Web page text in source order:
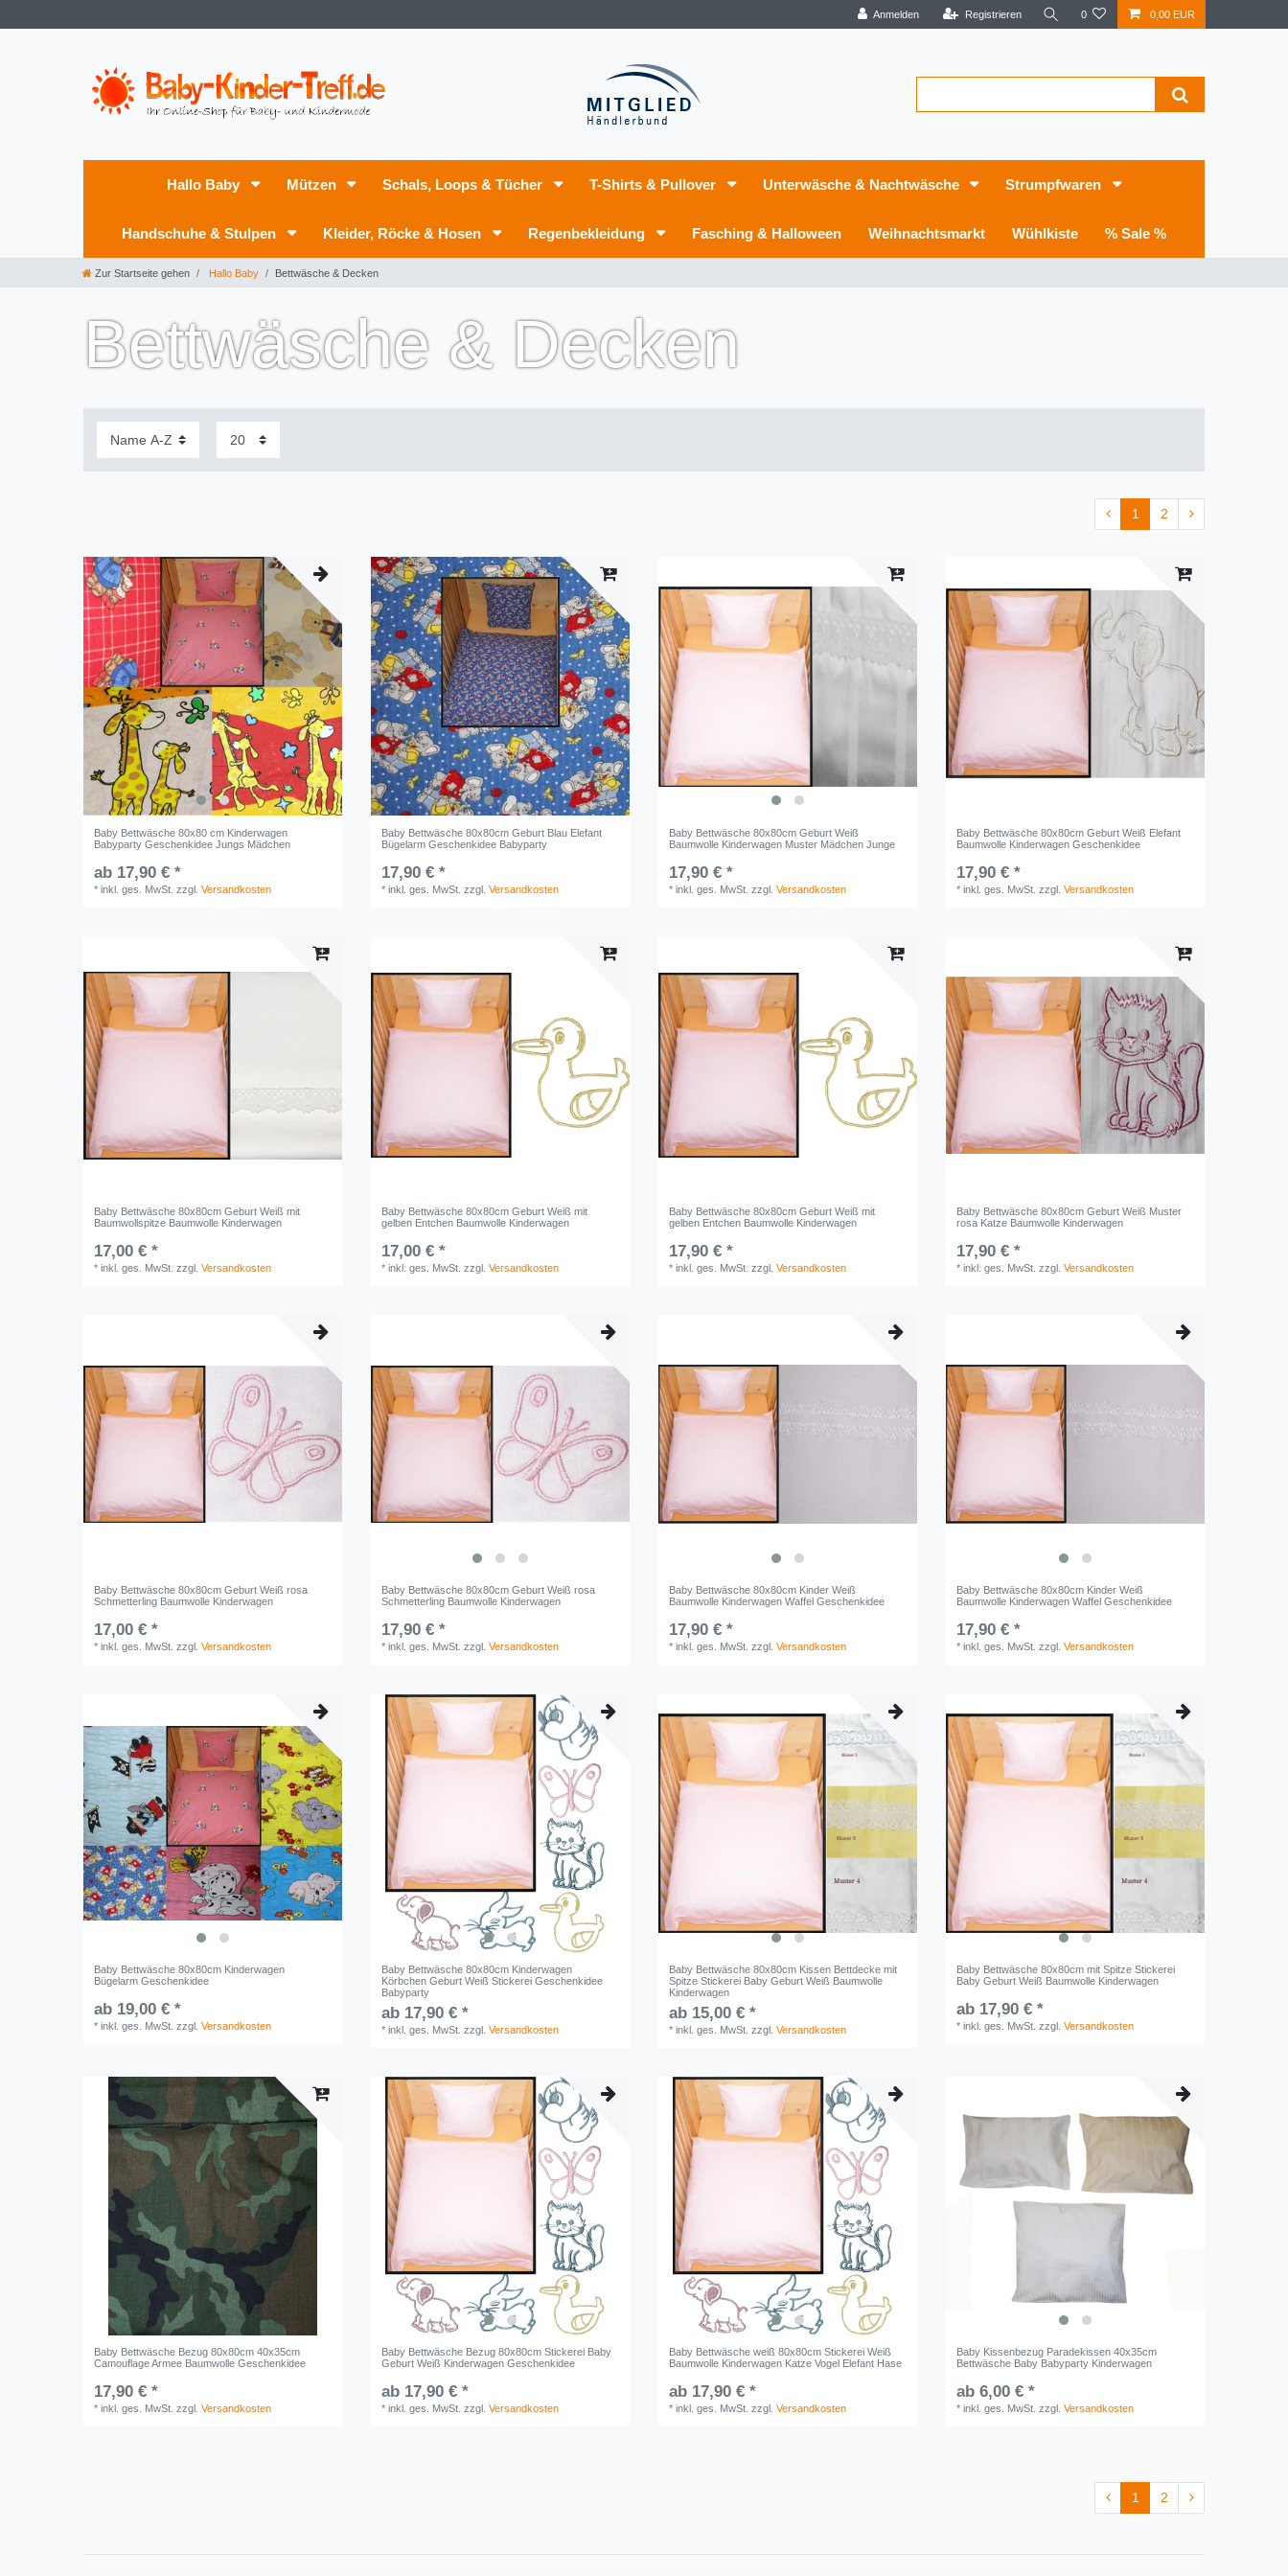
Anmelden Registrieren 0 0,00 EUR
Hallo Baby Mützen Schals, Loops & Tücher T-Shirts & Pullover Unterwäsche & Nachtwäsche Strumpfwaren
Handschuhe & Stulpen Kleider, Röcke & Hosen Regenbekleidung Fasching & Halloween Weihnachtsmarkt Wühlkiste % Sale %
Zur Startseite gehen Hallo Baby Bettwäsche & Decken
Bettwäsche & Decken
1 2
Baby Bettwäsche 80x80 cm Kinderwagen
Babyparty Geschenkidee Jungs Mädchen
ab 17,90 € *
*inkl. ges. MwSt. zzgl.Versandkosten
Baby Bettwäsche 80x80cm Geburt Blau Elefant
Bügelarm Geschenkidee Babyparty
17,90 € *
*inkl. ges. MwSt. zzgl.Versandkosten
Baby Bettwäsche 80x80cm Geburt Weiß
Baumwolle Kinderwagen Muster Mädchen Junge
17,90 € *
*inkl. ges. MwSt. zzgl.Versandkosten
Baby Bettwäsche 80x80cm Geburt Weiß Elefant
Baumwolle Kinderwagen Geschenkidee
17,90 € *
*inkl. ges. MwSt. zzgl.Versandkosten
Baby Bettwäsche 80x80cm Geburt Weiß mit
Baumwollspitze Baumwolle Kinderwagen
17,00 € *
*inkl. ges. MwSt. zzgl.Versandkosten
Baby Bettwäsche 80x80cm Geburt Weiß mit
gelben Entchen Baumwolle Kinderwagen
17,00 € *
*inkl. ges. MwSt. zzgl.Versandkosten
Baby Bettwäsche 80x80cm Geburt Weiß mit
gelben Entchen Baumwolle Kinderwagen
17,90 € *
*inkl. ges. MwSt. zzgl.Versandkosten
Baby Bettwäsche 80x80cm Geburt Weiß Muster
rosa Katze Baumwolle Kinderwagen
17,90 € *
*inkl. ges. MwSt. zzgl.Versandkosten
Baby Bettwäsche 80x80cm Geburt Weiß rosa
Schmetterling Baumwolle Kinderwagen
17,00 € *
*inkl. ges. MwSt. zzgl.Versandkosten
Baby Bettwäsche 80x80cm Geburt Weiß rosa
Schmetterling Baumwolle Kinderwagen
17,90 € *
*inkl. ges. MwSt. zzgl.Versandkosten
Baby Bettwäsche 80x80cm Kinder Weiß
Baumwolle Kinderwagen Waffel Geschenkidee
17,90 € *
*inkl. ges. MwSt. zzgl.Versandkosten
Baby Bettwäsche 80x80cm Kinder Weiß
Baumwolle Kinderwagen Waffel Geschenkidee
17,90 € *
*inkl. ges. MwSt. zzgl.Versandkosten
Baby Bettwäsche 80x80cm Kinderwagen
Bügelarm Geschenkidee
ab 19,00 € *
*inkl. ges. MwSt. zzgl.Versandkosten
Baby Bettwäsche 80x80cm Kinderwagen
Körbchen Geburt Weiß Stickerei Geschenkidee
Babyparty
ab 17,90 € *
*inkl. ges. MwSt. zzgl.Versandkosten
Baby Bettwäsche 80x80cm Kissen Bettdecke mit
Spitze Stickerei Baby Geburt Weiß Baumwolle
Kinderwagen
ab 15,00 € *
*inkl. ges. MwSt. zzgl.Versandkosten
Baby Bettwäsche 80x80cm mit Spitze Stickerei
Baby Geburt Weiß Baumwolle Kinderwagen
ab 17,90 € *
*inkl. ges. MwSt. zzgl.Versandkosten
Baby Bettwäsche Bezug 80x80cm 40x35cm
Camouflage Armee Baumwolle Geschenkidee
17,90 € *
*inkl. ges. MwSt. zzgl.Versandkosten
Baby Bettwäsche Bezug 80x80cm Stickerei Baby
Geburt Weiß Kinderwagen Geschenkidee
ab 17,90 € *
*inkl. ges. MwSt. zzgl.Versandkosten
Baby Bettwäsche weiß 80x80cm Stickerei Weiß
Baumwolle Kinderwagen Katze Vogel Elefant Hase
ab 17,90 € *
*inkl. ges. MwSt. zzgl.Versandkosten
Baby Kissenbezug Paradekissen 40x35cm
Bettwäsche Baby Babyparty Kinderwagen
ab 6,00 € *
*inkl. ges. MwSt. zzgl.Versandkosten
1 2